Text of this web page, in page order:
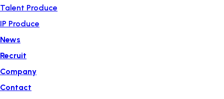
Talent Produce
IP Produce
News
Recruit
Company
Contact